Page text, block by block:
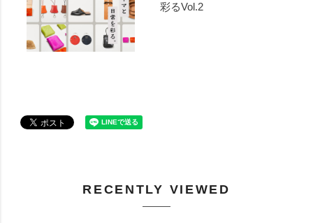
彩るVol.2
RECENTLY VIEWED